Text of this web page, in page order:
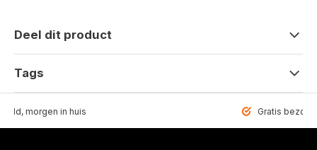
Deel dit product
Tags
morgen in huis Gratis